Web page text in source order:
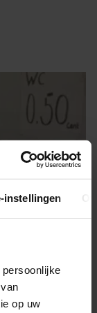
instellingen
op uw